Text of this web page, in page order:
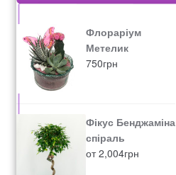
Флораріум
Метелик
750грн
Фікус Бенджаміна
спіраль
от2,004грн